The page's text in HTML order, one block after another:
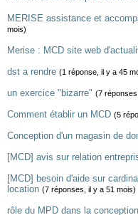
MERISE assistance et
mois)
Merise : MCD site web
dst a rendre (1 réponse, il y a 45
un exercice "bizarre" (7
Comment établir un MCD (5
Conception d'un magasin de
[MCD] avis sur relation
[MCD] besoin d'aide sur
location (7 réponses, il y a 51 mois)
rôle du MPD dans la